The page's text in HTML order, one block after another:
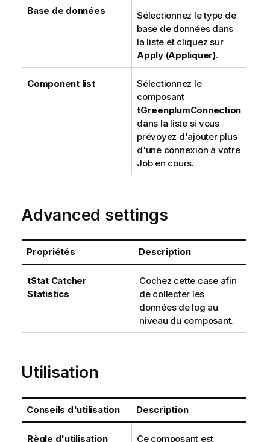
Base de données
Sélectionnez le type de
base de données dans
la liste et cliquez sur
Apply (Appliquer).
Component list
Sélectionnez le
composant
tGreenplumConnection
dans la liste si vous
prévoyez d'ajouter plus
d'une connexion à votre
Job en cours.
Advanced settings
Propriétés Description
tStat Catcher
Statistics
Cochez cette case afin
de collecter les
données de log au
niveau du composant.
Utilisation
Conseils d'utilisation Description
Règle d'utilisation
Ce composant est